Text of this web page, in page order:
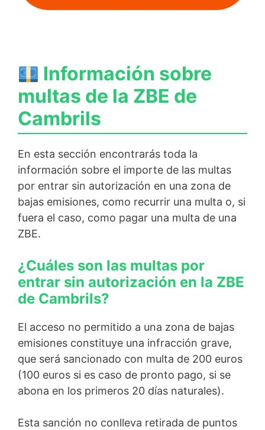
Información sobre
multas de la ZBE de
Cambrils
En esta sección encontrarás toda la
información sobre el importe de las multas
por entrar sin autorización en una zona de
bajas emisiones, como recurrir una multa o, si
fuera el caso, como pagar una multa de una
ZBE.
¿Cuáles son las multas por
entrar sin autorización en la ZBE
de Cambrils?
El acceso no permitido a una zona de bajas
emisiones constituye una infracción grave,
que será sancionado con multa de 200 euros
(100 euros si es caso de pronto pago, si se
abona en los primeros 20 días naturales).
Esta sanción no conlleva retirada de puntos